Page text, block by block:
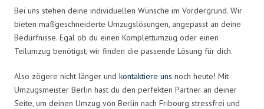
Bei uns stehen deine individuellen Wünsche im Vordergrund. Wir
bieten maßgeschneiderte Umzugslösungen, angepasst an deine
Bedürfnisse. Egal ob du einen Komplettumzug oder einen
Teilumzug benötigst, wir finden die passende Lösung für dich.
Also zögere nicht länger und kontaktiere uns noch heute! Mit
Umzugsmeister Berlin hast du den perfekten Partner an deiner
Seite, um deinen Umzug von Berlin nach Fribourg stressfrei und